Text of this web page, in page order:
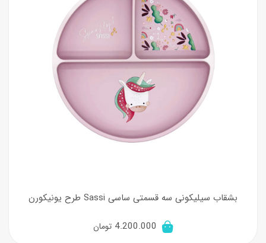
بشقاب سیلیکونی سه قسمتی ساسی Sassi طرح یونیکورن
4.200.000 تومان